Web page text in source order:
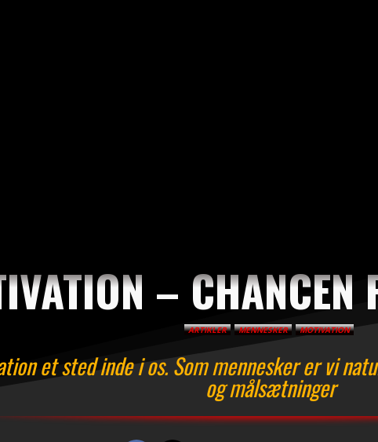
– CHANCEN
ARTIKLER MENNESKER MOTIVATION
et sted inde i os. Som mennesker er vi
og målsætninger